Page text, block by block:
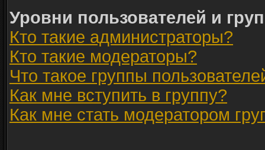
Уровни пользователей и
Кто такие администраторы?
Кто такие модераторы?
Что такое группы
Как мне вступить в группу?
Как мне стать модератором